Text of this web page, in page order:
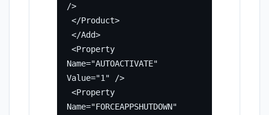
/>
Name="AUTOACTIVATE"
Value="1" />
Name="FORCEAPPSHUTDOWN"